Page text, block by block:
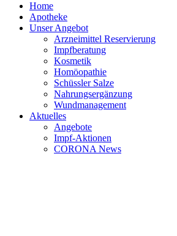
Home
Apotheke
Unser Angebot
Arzneimittel Reservierung
Impfberatung
Kosmetik
Homöopathie
Schüssler Salze
Nahrungsergänzung
Wundmanagement
Aktuelles
Angebote
Impf-Aktionen
CORONA News